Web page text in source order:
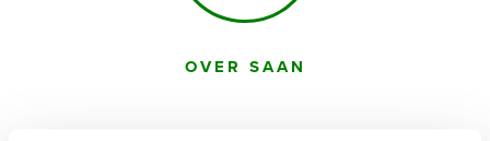
OVER SAAN